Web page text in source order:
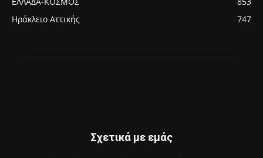
Ηράκλειο Αττικής
747
Σχετικά με εμάς